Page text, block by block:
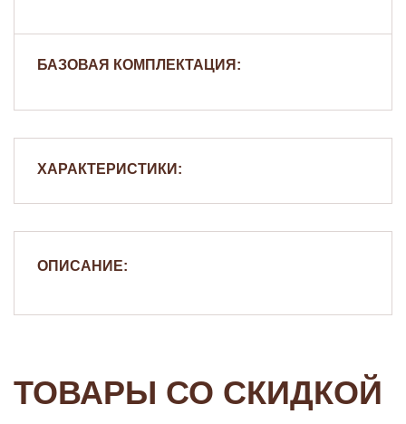
БАЗОВАЯ КОМПЛЕКТАЦИЯ:
ХАРАКТЕРИСТИКИ:
ОПИСАНИЕ:
ТОВАРЫ СО СКИДКОЙ